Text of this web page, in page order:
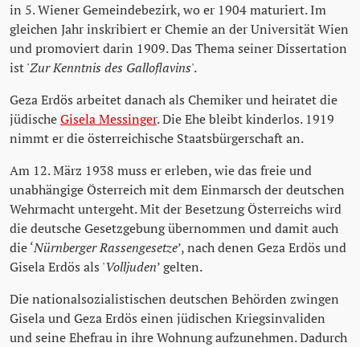
in 5. Wiener Gemeindebezirk, wo er 1904 maturiert. Im
gleichen Jahr inskribiert er Chemie an der Universität Wien
und promoviert darin 1909. Das Thema seiner Dissertation
ist 'Zur Kenntnis des Galloflavins'.
Geza Erdös arbeitet danach als Chemiker und heiratet die
jüdischeGisela Messinger. Die Ehe bleibt kinderlos. 1919
nimmt er die österreichische Staatsbürgerschaft an.
Am 12. März 1938 muss er erleben, wie das freie und
unabhängige Österreich mit dem Einmarsch der deutschen
Wehrmacht untergeht. Mit der Besetzung Österreichs wird
die deutsche Gesetzgebung übernommen und damit auch
die ‘Nürnberger Rassengesetze’, nach denen Geza Erdös und
Gisela Erdös als 'Volljuden’ gelten.
Die nationalsozialistischen deutschen Behörden zwingen
Gisela und Geza Erdös einen jüdischen Kriegsinvaliden
und seine Ehefrau in ihre Wohnung aufzunehmen. Dadurch